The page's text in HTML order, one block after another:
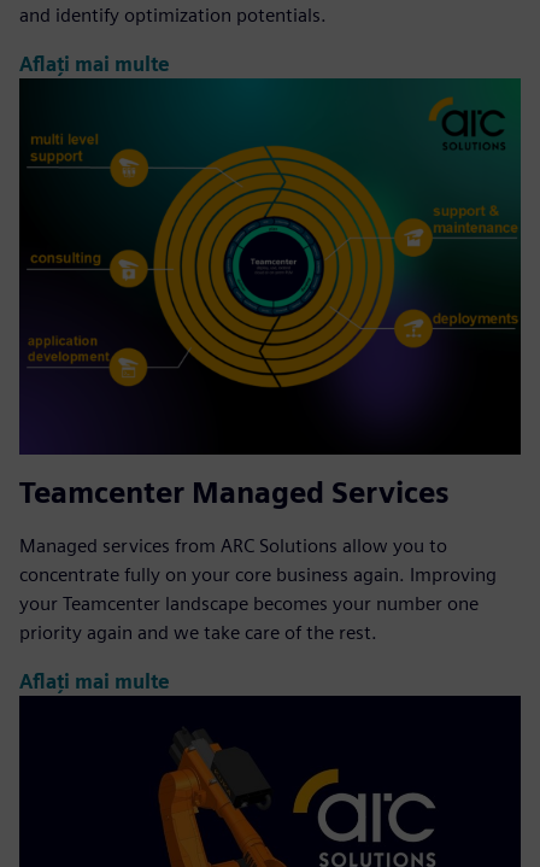
and identify optimization potentials.
Aflați mai multe
Teamcenter Managed Services
Managed services from ARC Solutions allow you to
concentrate fully on your core business again. Improving
your Teamcenter landscape becomes your number one
priority again and we take care of the rest.
Aflați mai multe